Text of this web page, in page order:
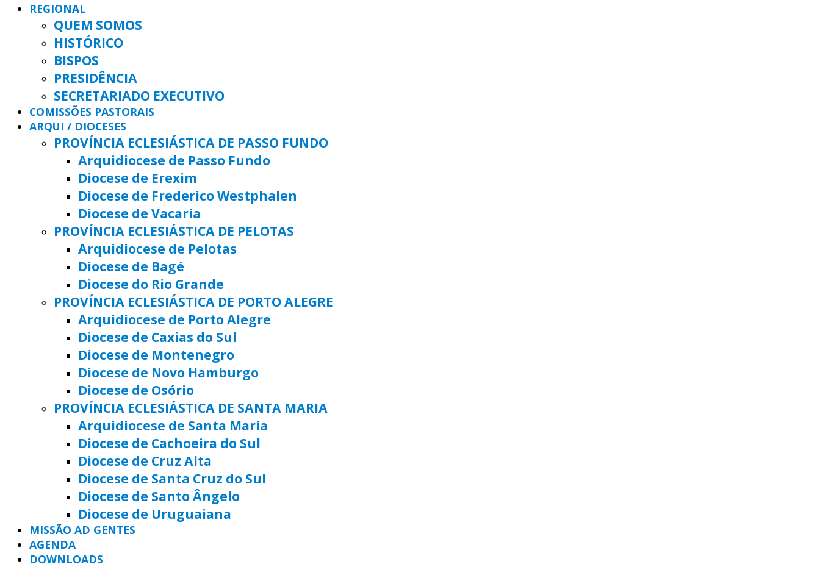
REGIONAL
QUEM SOMOS
HISTÓRICO
BISPOS
PRESIDÊNCIA
SECRETARIADO EXECUTIVO
COMISSÕES PASTORAIS
ARQUI / DIOCESES
PROVÍNCIA ECLESIÁSTICA DE PASSO FUNDO
Arquidiocese de Passo Fundo
Diocese de Erexim
Diocese de Frederico Westphalen
Diocese de Vacaria
PROVÍNCIA ECLESIÁSTICA DE PELOTAS
Arquidiocese de Pelotas
Diocese de Bagé
Diocese do Rio Grande
PROVÍNCIA ECLESIÁSTICA DE PORTO ALEGRE
Arquidiocese de Porto Alegre
Diocese de Caxias do Sul
Diocese de Montenegro
Diocese de Novo Hamburgo
Diocese de Osório
PROVÍNCIA ECLESIÁSTICA DE SANTA MARIA
Arquidiocese de Santa Maria
Diocese de Cachoeira do Sul
Diocese de Cruz Alta
Diocese de Santa Cruz do Sul
Diocese de Santo Ângelo
Diocese de Uruguaiana
MISSÃO AD GENTES
AGENDA
DOWNLOADS